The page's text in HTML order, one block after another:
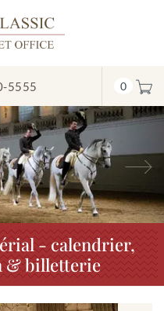
5555 0
- calendrier,
& billetterie